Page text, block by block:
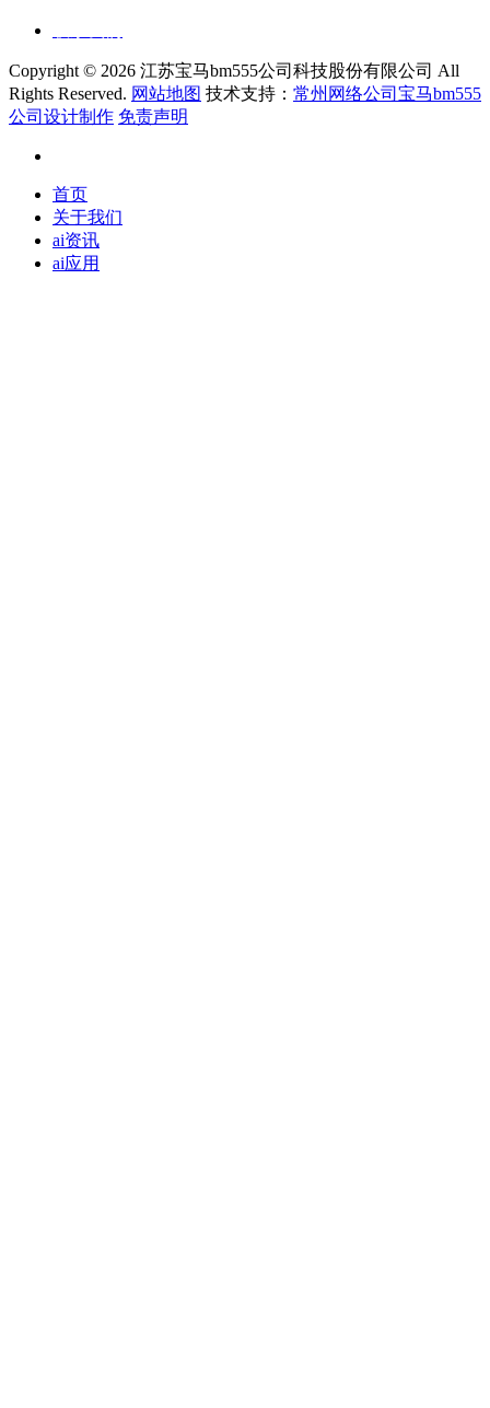
Copyright © 2026 江苏宝马bm555公司科技股份有限公司 All
Rights Reserved. 网站地图 技术支持： 常州网络公司宝马bm555
公司设计制作 免责声明
首页
关于我们
ai资讯
ai应用